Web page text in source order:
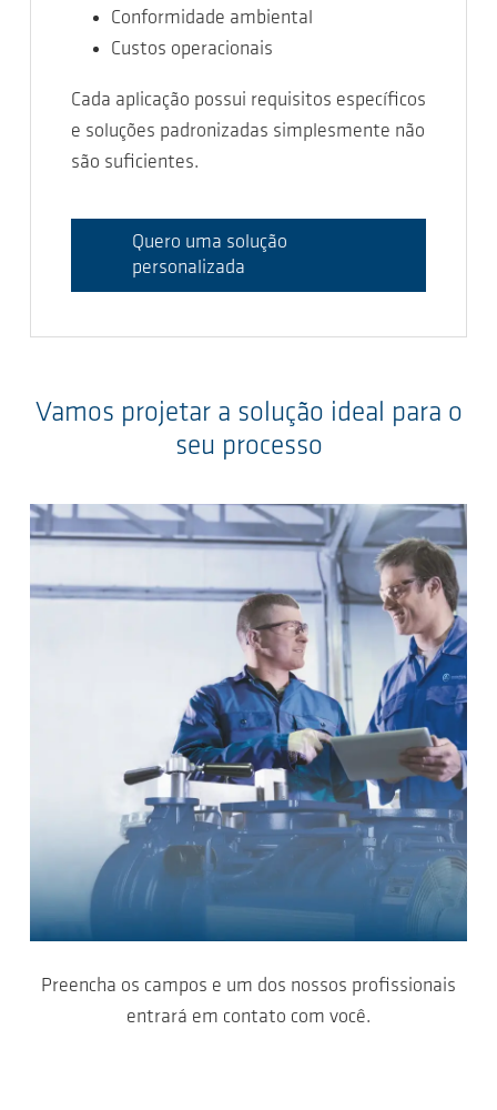
Conformidade ambiental
Custos operacionais
Cada aplicação possui requisitos específicos
e soluções padronizadas simplesmente não
são suficientes.
Quero uma solução
personalizada
Vamos projetar a solução ideal para o
seu processo
Preencha os campos e um dos nossos profissionais
entrará em contato com você.